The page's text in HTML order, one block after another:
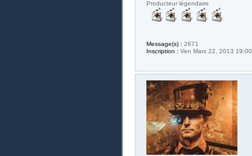
Producteur légendaire
Message(s) : 2671
Inscription : Ven Mars 22, 2013 19:00